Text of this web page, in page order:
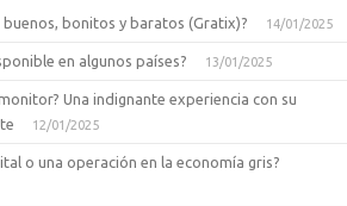
buenos, bonitos y baratos (Gratix)? 14/01/2025
en algunos países? 13/01/2025
Una indignante experiencia con su
12/01/2025
o una operación en la economía gris?